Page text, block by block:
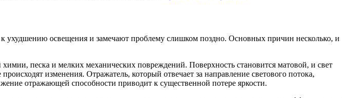
ухудшению освещения и замечают проблему слишком поздно. Основных причин несколько, и
песка и мелких механических повреждений. Поверхность становится матовой, и свет
изменения. Отражатель, который отвечает за направление светового потока,
отражающей способности приводит к существенной потере яркости.